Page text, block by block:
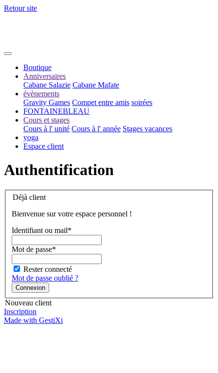
Retour site
Boutique
Anniversaires
Cabane Salazie Cabane Mafate
évènements
Gravity Games Compet entre amis soirées
FONTAINEBLEAU
Cours et stages
Cours à l' unité Cours à l' année Stages vacances
yoga
Espace client
Authentification
Déjà client
Bienvenue sur votre espace personnel !
Identifiant ou mail*
Mot de passe*
Rester connecté
Mot de passe oublié ?
Nouveau client
Inscription
Made with GestiXi